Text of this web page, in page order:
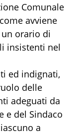
Comunale
avviene
orario di
insistenti nel
ed indignati,
delle
adeguati da
e del Sindaco
a